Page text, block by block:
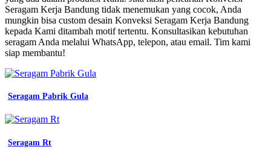
Baju
Seragam
Kerja
seragam
bandung
seragam
kemeja
seragam
bandung
Seragam Kerja Bandung tidak menemukan yang cocok, Anda
mungkin bisa custom desain Konveksi Seragam Kerja Bandung
kepada Kami ditambah motif tertentu. Konsultasikan kebutuhan
seragam Anda melalui WhatsApp, telepon, atau email. Tim kami
siap membantu!
Seragam Pabrik Gula
Seragam Rt